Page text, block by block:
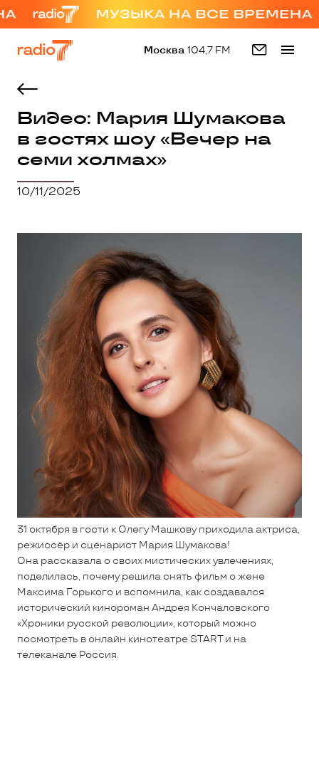
Москва 104,7 FM
Видео: Мария Шумакова
в гостях шоу «Вечер на
семи холмах»
10/11/2025
31 октября в гости к Олегу Машкову приходила актриса,
режиссёр и сценарист Мария Шумакова!
Она рассказала о своих мистических увлечениях,
поделилась, почему решила снять фильм о жене
Максима Горького и вспомнила, как создавался
исторический кинороман Андрея Кончаловского
«Хроники русской революции», который можно
посмотреть в онлайн кинотеатре START и на
телеканале Россия.